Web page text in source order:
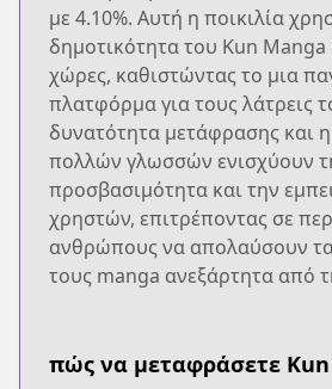
με 4.10%. Αυτή η ποικιλία
δημοτικότητα του Kun Manga
χώρες, καθιστώντας το μια
πλατφόρμα για τους λάτρεις
δυνατότητα μετάφρασης και
πολλών γλωσσών ενισχύουν
προσβασιμότητα και την
χρηστών, επιτρέποντας σε
ανθρώπους να απολαύσουν
τους manga ανεξάρτητα από
πώς να μεταφράσετε